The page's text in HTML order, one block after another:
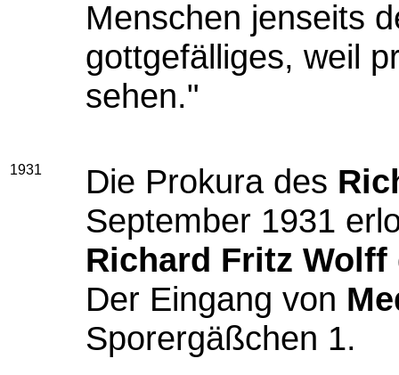
Menschen jenseits
gottgefälliges, weil
sehen."
1931 Die Prokura des
September 1931
Richard Fritz Wolff
Der Eingang von
Sporergäßchen 1.